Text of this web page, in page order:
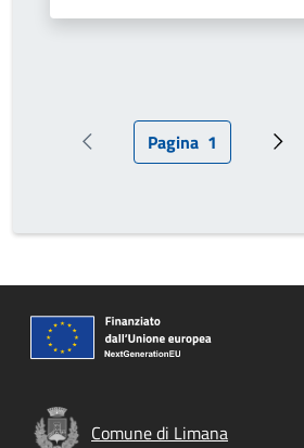
Pagina precedentePagina attuale
Pagina 1
Comune di Limana